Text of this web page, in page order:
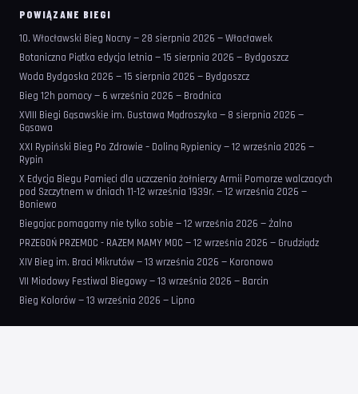
POWIĄZANE BIEGI
10. Włocławski Bieg Nocny — 28 sierpnia 2026 — Włocławek
Botaniczna Piątka edycja letnia — 15 sierpnia 2026 — Bydgoszcz
Woda Bydgoska 2026 — 15 sierpnia 2026 — Bydgoszcz
Bieg 12h pomocy — 6 września 2026 — Brodnica
XVIII Biegi Gąsawskie im. Gustawa Mądroszyka — 8 sierpnia 2026 —
Gąsawa
XXI Rypiński Bieg Po Zdrowie – Doliną Rypienicy — 12 września 2026 —
Rypin
X Edycja Biegu Pamięci dla uczczenia żołnierzy Armii Pomorze walczacych
pod Szczytnem w dniach 11-12 września 1939r. — 12 września 2026 —
Boniewo
Biegając pomagamy nie tylko sobie — 12 września 2026 — Żalno
PRZEGOŃ PRZEMOC - RAZEM MAMY MOC — 12 września 2026 — Grudziądz
XIV Bieg im. Braci Mikrutów — 13 września 2026 — Koronowo
VII Miodowy Festiwal Biegowy — 13 września 2026 — Barcin
Bieg Kolorów — 13 września 2026 — Lipno